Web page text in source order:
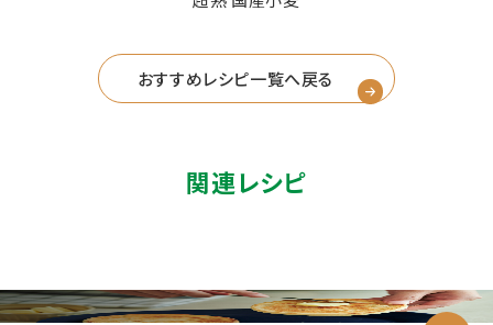
おすすめレシピ一覧へ戻る
関連レシピ